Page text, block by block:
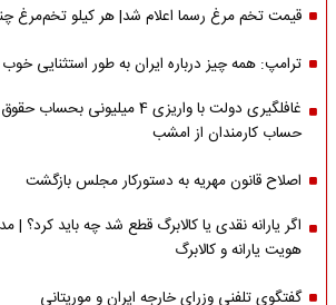
قیمت تخم مرغ رسما اعلام شد| هر کیلو تخم‌مرغ
ترامپ: همه چیز درباره ایران به طور استثنایی
غافلگیری دولت با واریزی 4
حساب کارمندان از امشب
اصلاح قانون مهریه به دستورکار مجلس بازگشت
اگر یارانه نقدی یا کالابرگ قطع شد چه باید کرد؟ |
هویت یارانه و کالابرگ
گفتگوی تلفنی وزرای خارجه ایران و موریتانی